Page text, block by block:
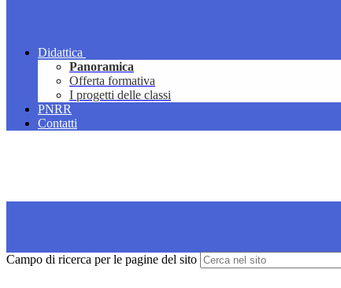
Didattica
Panoramica
Offerta formativa
I progetti delle classi
PNRR
Contatti
Campo di ricerca per le pagine del sito